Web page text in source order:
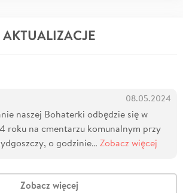
AKTUALIZACJE
08.05.2024
naszej Bohaterki odbędzie się w
roku na cmentarzu komunalnym przy
o godzinie… Zobacz więcej
Zobacz więcej